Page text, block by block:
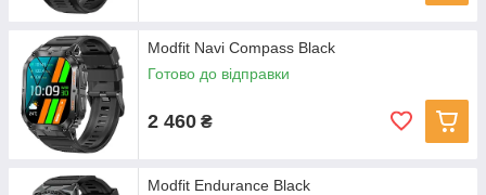
Modfit Navi Compass Black
Готово до відправки
2 460 ₴
Modfit Endurance Black